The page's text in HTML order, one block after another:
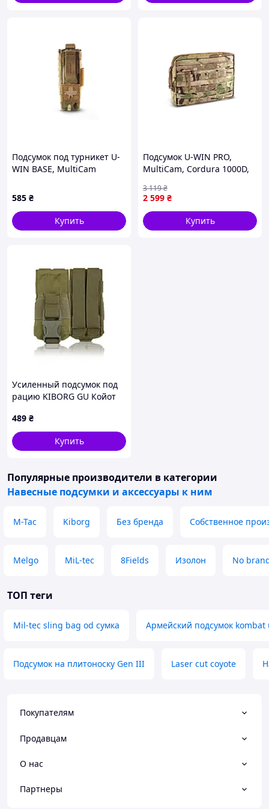
Подсумок под турникет U-
WIN BASE, MultiCam
585 ₴
Купить
Подсумок U-WIN PRO,
MultiCam, Cordura 1000D,
Украина, карман для
баллистического пакета
2 599 ₴
3 119₴
Купить
Усиленный подсумок под
рацию KIBORG GU Койот
489 ₴
Купить
Популярные производители в категории
Навесные подсумки и аксессуары к ним
M-Tac Kiborg Без бренда Собственное
Melgo MiL-tec 8Fields Изолон No
ТОП теги
Mil-tec sling bag od сумка Армейский подсумок kombat
Подсумок на плитоноску Gen III Laser cut coyote
Покупателям
Продавцам
О нас
Партнеры